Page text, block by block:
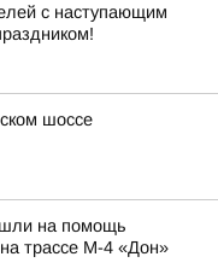
с наступающим
шоссе
на помощь
трассе М-4 «Дон»